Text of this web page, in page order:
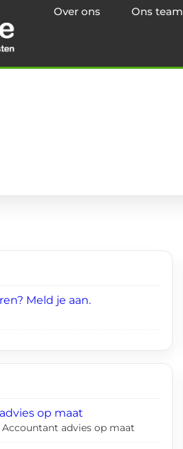
Over ons Ons team
Meld je aan.
op maat
advies op maat